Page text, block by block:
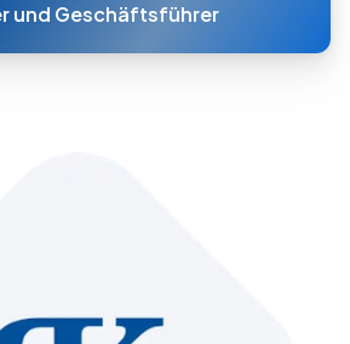
und Geschäftsführer